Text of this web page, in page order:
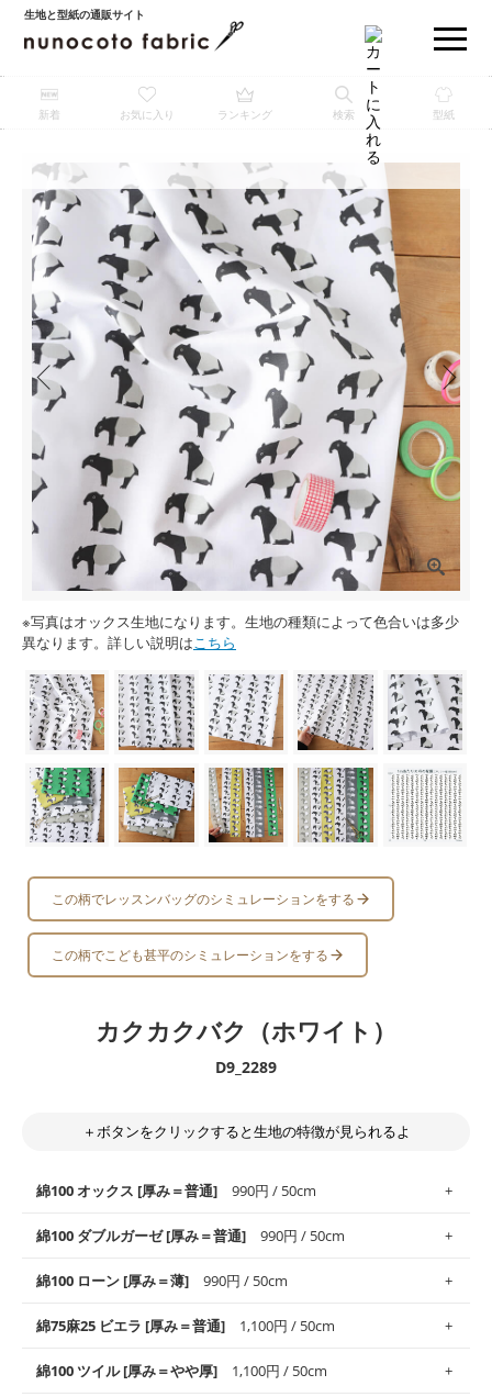
生地と型紙の通販サイト
新着 お気に入り ランキング 検索 型紙
※写真はオックス生地になります。生地の種類によって色合いは多少
異なります。詳しい説明はこちら
この柄でレッスンバッグのシミュレーションをする
この柄でこども甚平のシミュレーションをする
カクカクバク（ホワイト）
D9_2289
＋ボタンをクリックすると生地の特徴が見られるよ
綿100 オックス [厚み＝普通] 990円 / 50cm
使いやすさNo.1！しなやかさと適度な張りを併せ持ち、通気性の
高さがオックス生地の特徴です。当サイトのオックス生地は、
般にお使いいただけます。
※レッスンバッグ、上履き袋などの通園通学グッズにはツイル生
綿100 ダブルガーゼ [厚み＝普通] 990円 / 50cm
柔らかくふんわりとした肌触りが特徴です。ベビー用品やハンカ
チなど直接肌に触れるアイテムに最適です。高い吸湿性・通気性
す。
綿100 ローン [厚み＝薄] 990円 / 50cm
上質で薄手の平織りの生地です。軽やかさとなめらかな手触りの
良さが魅力。透け感があるので、涼しげなトップスなどに最適で
綿75麻25 ビエラ [厚み＝普通] 1,100円 / 50cm
綿100 ツイル [厚み＝やや厚] 1,100円 / 50cm